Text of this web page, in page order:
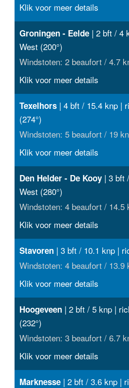
Klik voor meer details
Groningen - Eelde | 2 bft / 4
West (200°)
Windstoten: 2 beaufort / 4.7
Klik voor meer details
Texelhors | 4 bft / 15.4 knp |
(274°)
Windstoten: 5 beaufort / 19
Klik voor meer details
Den Helder - De Kooy | 3 bft
West (280°)
Windstoten: 4 beaufort / 14.5
Klik voor meer details
Stavoren | 3 bft / 10.1 knp |
Windstoten: 4 beaufort / 13.9
Klik voor meer details
Hoogeveen | 2 bft / 5 knp |
(232°)
Windstoten: 3 beaufort / 6.7
Klik voor meer details
Marknesse | 2 bft / 3.6 knp |